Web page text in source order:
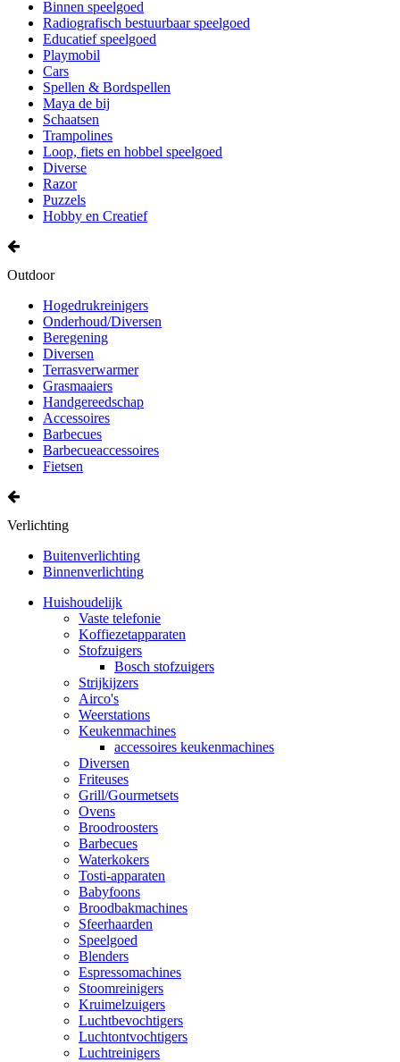
Binnen speelgoed
Radiografisch bestuurbaar speelgoed
Educatief speelgoed
Playmobil
Cars
Spellen & Bordspellen
Maya de bij
Schaatsen
Trampolines
Loop, fiets en hobbel speelgoed
Diverse
Razor
Puzzels
Hobby en Creatief
Outdoor
Hogedrukreinigers
Onderhoud/Diversen
Beregening
Diversen
Terrasverwarmer
Grasmaaiers
Handgereedschap
Accessoires
Barbecues
Barbecueaccessoires
Fietsen
Verlichting
Buitenverlichting
Binnenverlichting
Huishoudelijk
Vaste telefonie
Koffiezetapparaten
Stofzuigers
Bosch stofzuigers
Strijkijzers
Airco's
Weerstations
Keukenmachines
accessoires keukenmachines
Diversen
Friteuses
Grill/Gourmetsets
Ovens
Broodroosters
Barbecues
Waterkokers
Tosti-apparaten
Babyfoons
Broodbakmachines
Sfeerhaarden
Speelgoed
Blenders
Espressomachines
Stoomreinigers
Kruimelzuigers
Luchtbevochtigers
Luchtontvochtigers
Luchtreinigers